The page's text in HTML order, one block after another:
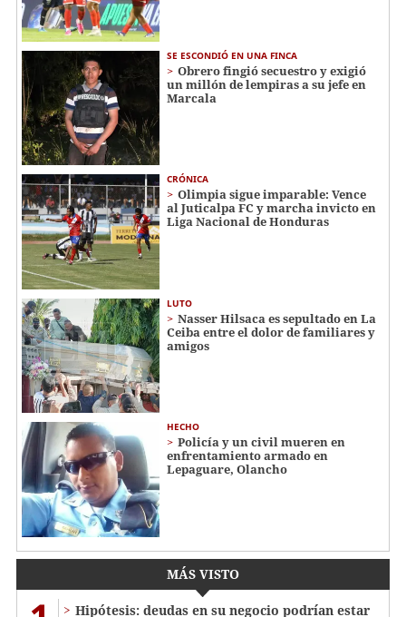
SE ESCONDIÓ EN UNA FINCA
Obrero fingió secuestro y exigió
un millón de lempiras a su jefe en
Marcala
CRÓNICA
Olimpia sigue imparable: Vence
al Juticalpa FC y marcha invicto en
Liga Nacional de Honduras
LUTO
Nasser Hilsaca es sepultado en La
Ceiba entre el dolor de familiares y
amigos
HECHO
Policía y un civil mueren en
enfrentamiento armado en
Lepaguare, Olancho
MÁS VISTO
Hipótesis: deudas en su negocio podrían estar